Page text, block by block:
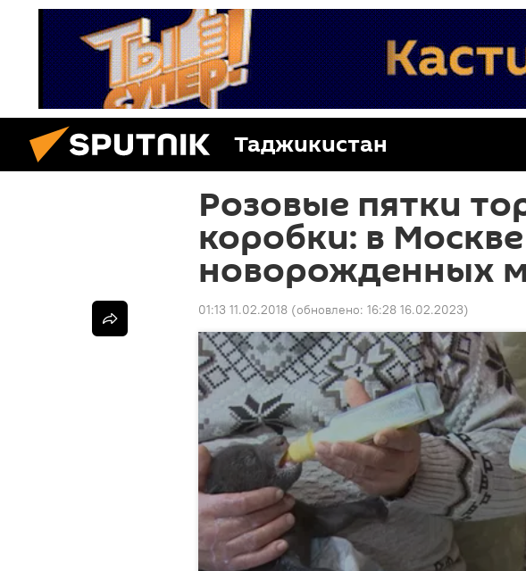
Таджикистан
Розовые пятки
коробки: в
новорожденных
01:13 11.02.2018 (обновлено: 16:28 16.02.2023)